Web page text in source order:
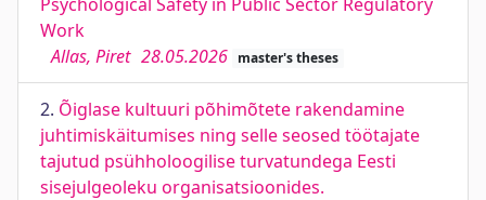
Work
Allas, Piret 28.05.2026 master's theses
2. Õiglase kultuuri põhimõtete rakendamine
juhtimiskäitumises ning selle seosed töötajate
tajutud psühholoogilise turvatundega Eesti
sisejulgeoleku organisatsioonides.